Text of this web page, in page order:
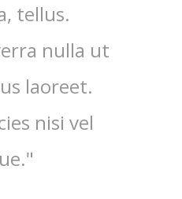
tellus.
nulla ut
laoreet.
nisi vel